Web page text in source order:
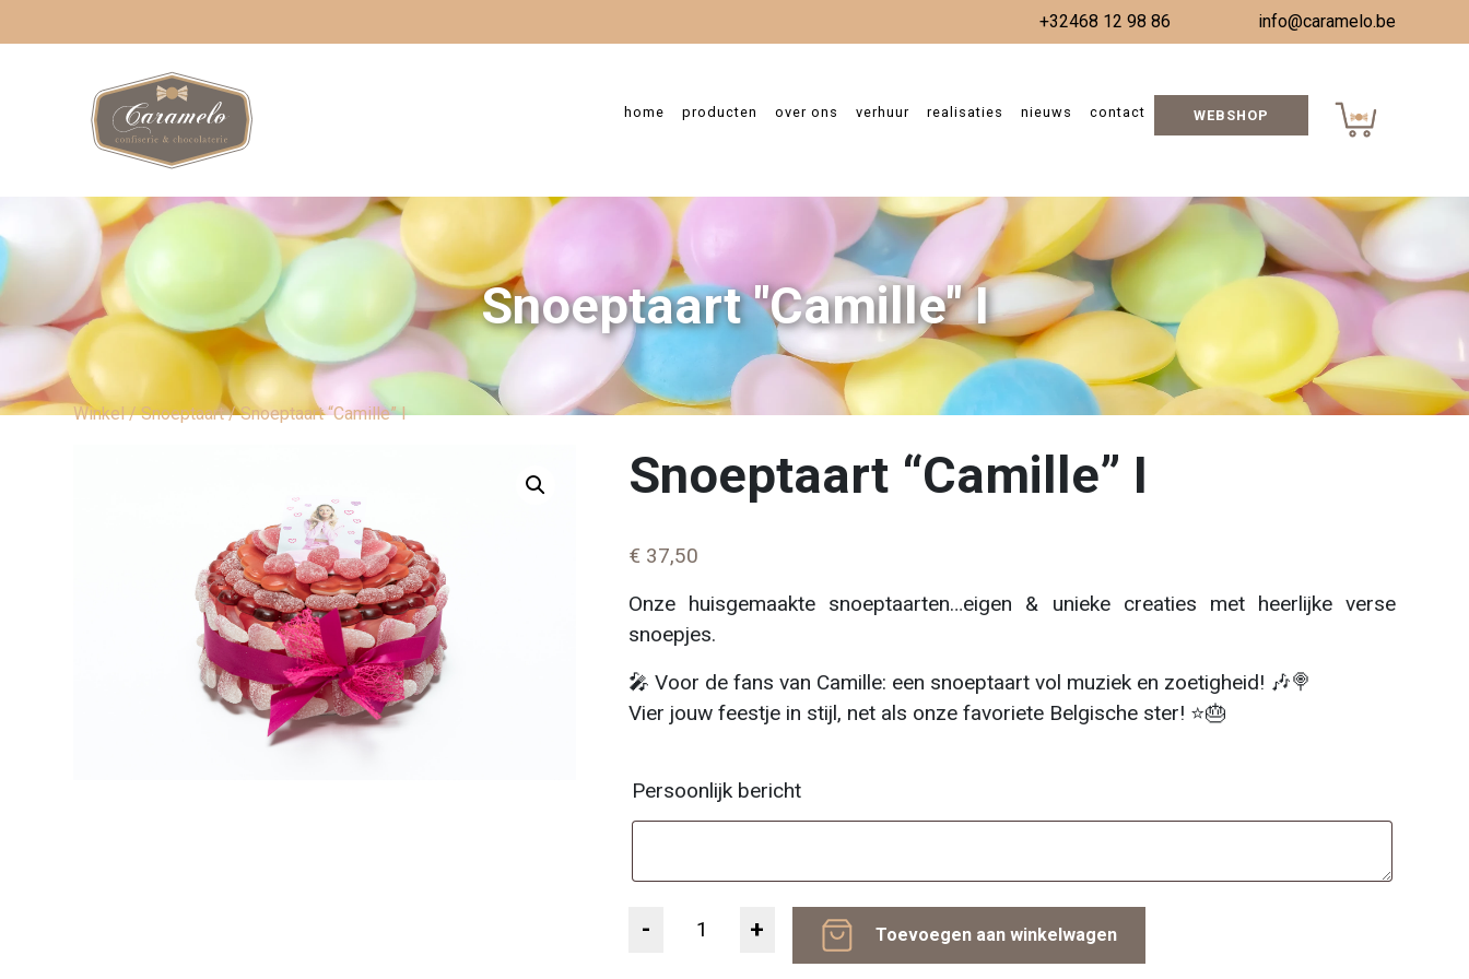
+32468 12 98 86 info@caramelo.be
home producten over ons verhuur realisaties nieuws contact WEBSHOP
Snoeptaart "Camille" I
Winkel/Snoeptaart/ Snoeptaart “Camille” I
Snoeptaart “Camille” I
€ 37,50
Onze huisgemaakte snoeptaarten…eigen & unieke creaties met heerlijke verse
snoepjes.
🎤 Voor de fans van Camille: een snoeptaart vol muziek en zoetigheid! 🎶🍭
Vier jouw feestje in stijl, net als onze favoriete Belgische ster! ⭐️🎂
Persoonlijk bericht
Toevoegen aan winkelwagen